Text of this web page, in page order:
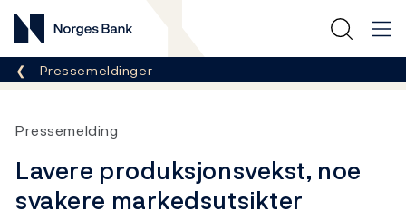
Norges Bank
Her er du nå:
Pressemeldinger
Pressemelding
Lavere produksjonsvekst, noe
svakere markedsutsikter